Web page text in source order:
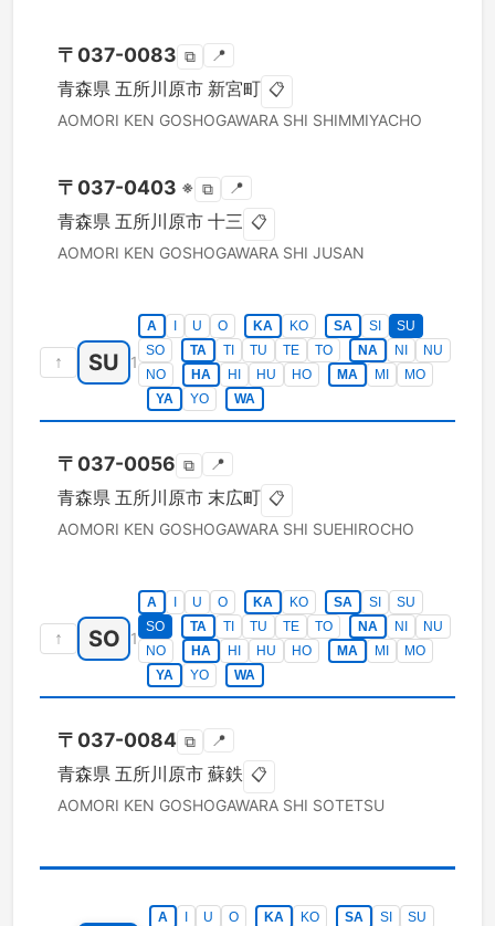
〒 037-0083 ⧉ 📍
青森県 五所川原市 新宮町 📋
AOMORI KEN GOSHOGAWARA SHI SHIMMIYACHO
〒 037-0403 ※ ⧉ 📍
青森県 五所川原市 十三 📋
AOMORI KEN GOSHOGAWARA SHI JUSAN
↑ SU 1
A U O KA KO SA SI
SU
SO
TA TI TU TE TO NA NI
NU
NO
HA HI HU HO MA MI
MO
YA
YO WA
〒 037-0056 ⧉ 📍
青森県 五所川原市 末広町 📋
AOMORI KEN GOSHOGAWARA SHI SUEHIROCHO
↑ SO 1
A U O KA KO SA SI
SU
SO
TA TI TU TE TO NA NI
NU
NO
HA HI HU HO MA MI
MO
YA
YO WA
〒 037-0084 ⧉ 📍
青森県 五所川原市 蘇鉄 📋
AOMORI KEN GOSHOGAWARA SHI SOTETSU
A U O KA KO SA SI
SU